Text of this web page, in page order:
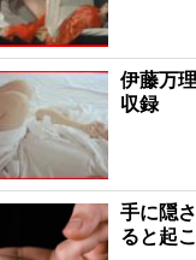
伊藤万
収録
手に隠
ると起